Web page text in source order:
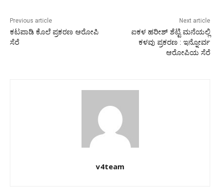
Previous article
ಕಟಪಾಡಿ ಕೊಲೆ ಪ್ರಕರಣ ಆರೋಪಿ
ಸೆರೆ
Next article
ಐಕಳ ಹರೀಶ್ ಶೆಟ್ಟಿ ಮನೆಯಲ್ಲಿ
ಕಳವು ಪ್ರಕರಣ : ಇನ್ನೋರ್ವ
ಆರೋಪಿಯ ಸೆರೆ
v4team